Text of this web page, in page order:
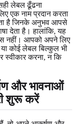
लेबल ढूँढना
एक नाम प्रदान करता
है जिनके अनुभव आपसे
देता है। हालांकि, यह
नहीं। आपको अपने लिए
कोई लेबल बिल्कुल भी
स्वीकार करना, न कि
और भावनाओं
शुरू करें